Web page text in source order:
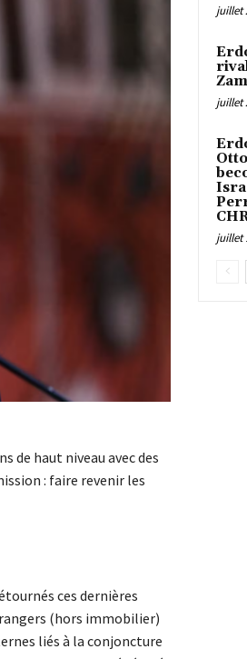
de haut niveau avec des
: faire revenir les
ces dernières
(hors immobilier)
liés à la conjoncture
juillet
juillet
juillet